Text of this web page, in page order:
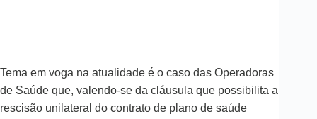
Tema em voga na atualidade é o caso das Operadoras
de Saúde que, valendo-se da cláusula que possibilita a
rescisão unilateral do contrato de plano de saúde